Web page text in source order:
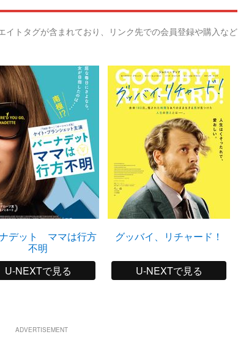
イトタグが含まれており、リンク先での会員登録や購入など
デット ママは行方
不明
U-NEXTで見る
グッバイ、リチャード！
U-NEXTで見る
ADVERTISEMENT